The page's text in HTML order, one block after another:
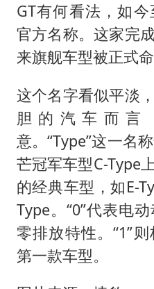
GT有何看法，如
官方名称。这家完
来旗舰车型被正式
这个名字看似平淡
胆的汽车而言
意。“Type”这一名
芒冠军车型C-Type
的经典车型，如E-
Type。“0”代表电
零排放特性。“1”
第一款车型。